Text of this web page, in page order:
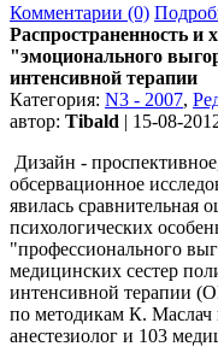
Комментарии (0)
Распространенность и
"эмоционального
интенсивной терапии
Категория: N3 - 2007,
автор: Tibald | 15-08-
Дизайн -
обсервационное
явилась сравнительная
психологических
"профессионального
медицинских сестер
интенсивной терапии
по методикам К. Маслач
анестезиолог и 103